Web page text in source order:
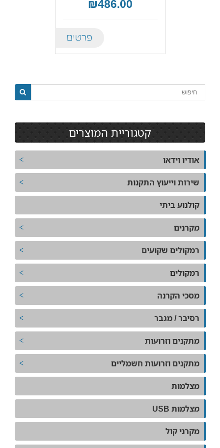
₪486.00
קטגוריית המוצרים
אודיו וידאו
שירות וייעוץ התקנות
קולנוע ביתי
מקרנים
רמקולים שקועים
רמקולים
מסכי הקרנה
רסיבר / מגבר
מתקנים וזרועות
מתקנים וזרועות חשמליים
מצלמות
מצלמות USB
מקרני קול